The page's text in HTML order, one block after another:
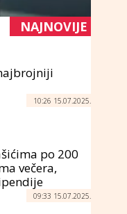
NAJNOVIJE
10:26 15.07.2025.
po 200
večera,
09:33 15.07.2025.